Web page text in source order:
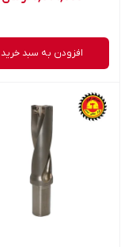
افزودن به سبد خرید